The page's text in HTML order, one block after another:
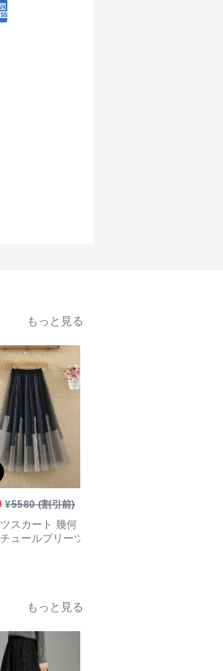
もっと見る
¥5580(割引前)
スカート 幾何
ュールプリーツ
もっと見る